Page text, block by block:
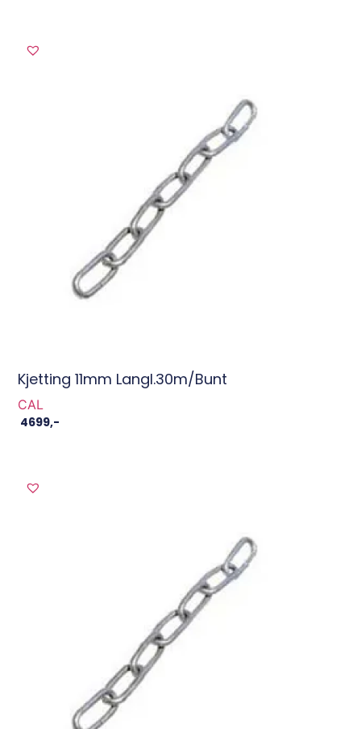
Kjetting 11mm Langl.30m/Bunt
CAL
4699,-